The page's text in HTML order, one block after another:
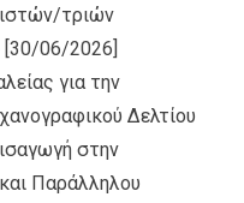
τριών
[30/06/2026]
για την
Δελτίου
στην
Παράλληλου